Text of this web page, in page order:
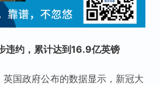
违约，累计达到16.9亿英镑
国政府公布的数据显示，新冠大